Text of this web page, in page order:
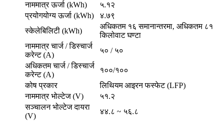
नाममात्र ऊर्जा (kWh)
५.१२
प्रयोगयोग्य ऊर्जा (kWh)
४.७९
स्केलेबिलिटी (kWh)
अधिकतम १६ समानान्तरमा, अधिकतम ८१
किलोवाट घण्टा
नाममात्र चार्ज / डिस्चार्ज
करेन्ट (A)
५० / ५०
अधिकतम चार्ज / डिस्चार्ज
करेन्ट (A)
१००/१००
कोष प्रकार
लिथियम आइरन फस्फेट (LFP)
नाममात्र भोल्टेज (V)
५१.२
सञ्चालन भोल्टेज दायरा
(V)
४४.८ ~ ५६.८